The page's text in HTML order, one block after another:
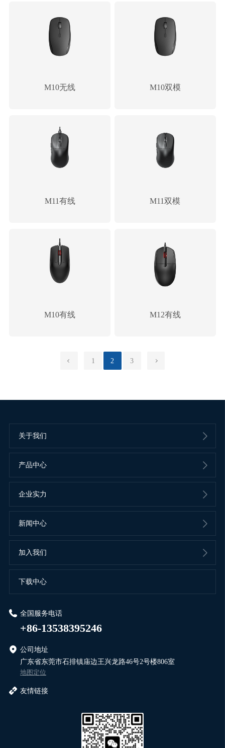
M10无线 M10双模
M11有线 M11双模
M10有线 M12有线
1 2 3
关于我们
产品中心
企业实力
新闻中心
加入我们
下载中心
全国服务电话
+86-13538395246
公司地址
广东省东莞市石排镇庙边王兴龙路46号2号楼806室
地图定位
友情链接